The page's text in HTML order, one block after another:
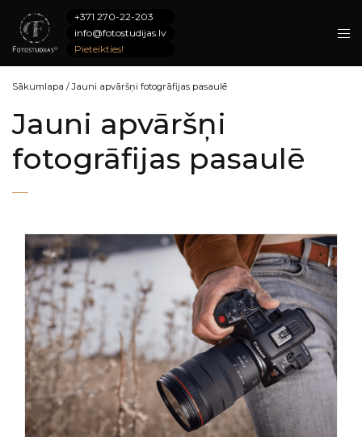
+371 270-22-203
info@fotostudijas.lv
Pieteikties!
Sākumlapa /Jauni apvāršņi fotogrāfijas pasaulē
Jauni apvāršņi
fotogrāfijas pasaulē